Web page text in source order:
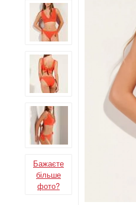
Бажаєте
більше
фото?